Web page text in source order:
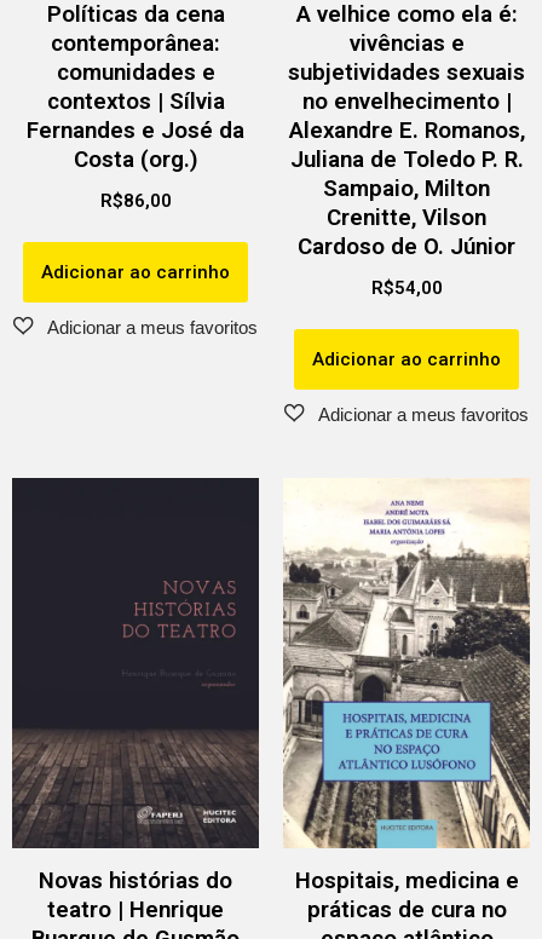
Políticas da cena
contemporânea:
comunidades e
contextos | Sílvia
Fernandes e José da
Costa (org.)
R$86,00
Adicionar ao carrinho
A velhice como ela é:
vivências e
subjetividades sexuais
no envelhecimento |
Alexandre E. Romanos,
Juliana de Toledo P. R.
Sampaio, Milton
Crenitte, Vilson
Cardoso de O. Júnior
R$54,00
Adicionar ao carrinho
Novas histórias do
teatro | Henrique
Hospitais, medicina e
práticas de cura no